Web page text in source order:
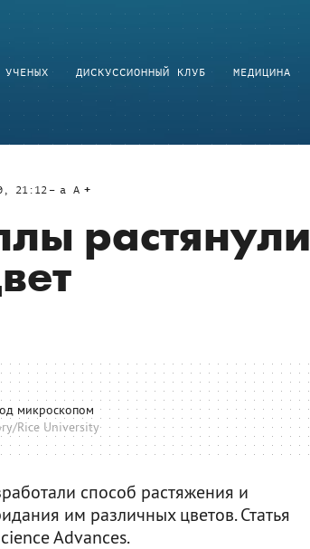
УЧЕНЫХ ДИСКУССИОННЫЙ КЛУБ МЕДИЦИНА
21:12 a A
растянули
микроскопом
Rice University
способ растяжения и
им различных цветов. Статья
Advances.